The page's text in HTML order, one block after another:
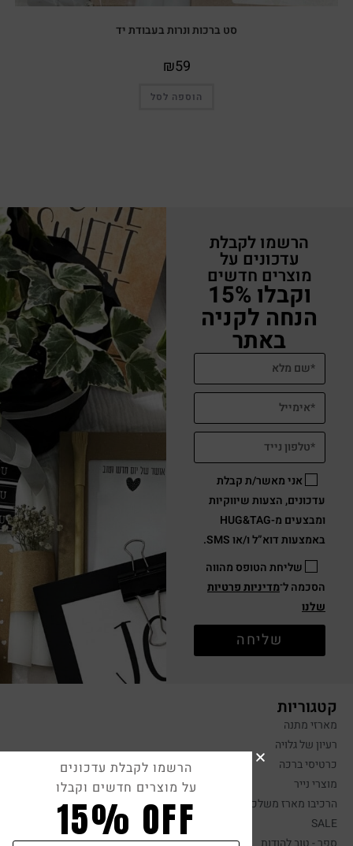
סט ברכות ונרות בעבודת יד
₪59
הוספה לסל
הרשמו לקבלת
עדכונים על
מוצרים חדשים
וקבלו 15%
הנחה לקניה
באתר
אני מאשר/ת קבלת
עדכונים, הצעות שיווקיות
ומבצעים מ-HUG&TAG
באמצעות דוא”ל ו/או SMS.
שליחת הטופס מהווה
הסכמה ל־מדיניות פרטיות
שלנו
שליחה
קטגוריות
מארזי מתנה
רעיון של גלויה
כרטיסי ברכה
מוצרי נייר
הרכיבו מארז משלכם
SALE
הרשמו לקבלת עדכונים
על מוצרים חדשים וקבלו
15% OFF